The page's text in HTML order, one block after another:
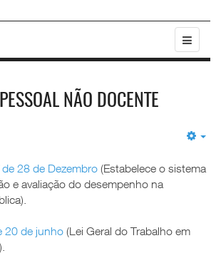
NÃO DOCENTE
28 de Dezembro (Estabelece o sistema
e avaliação do desempenho na
20 de junho (Lei Geral do Trabalho em